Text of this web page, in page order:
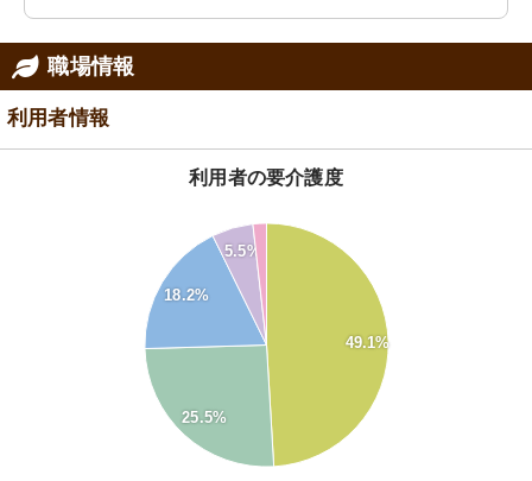
職場情報
利用者情報
利用者の要介護度
49.1%
25.5%
18.2%
5.5%